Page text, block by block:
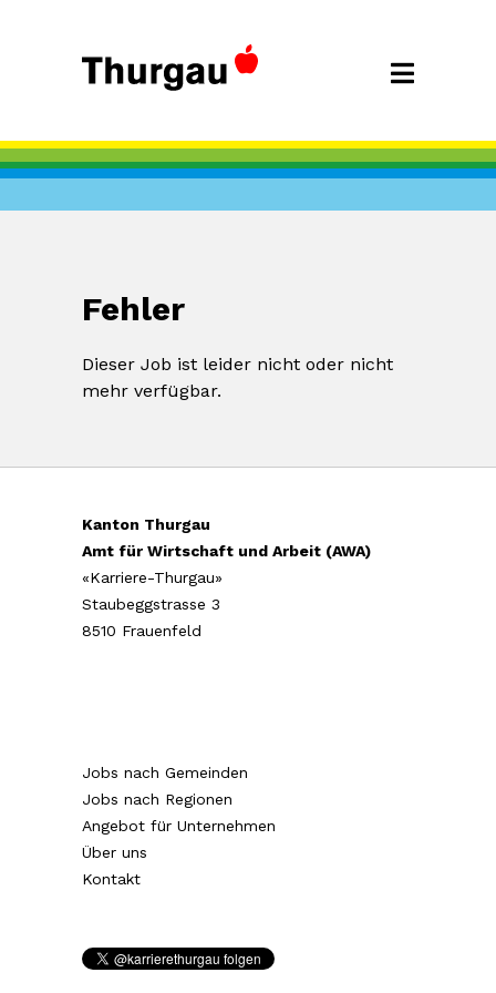
Fehler
Dieser Job ist leider nicht oder nicht
mehr verfügbar.
Kanton Thurgau
Amt für Wirtschaft und Arbeit (AWA)
«Karriere-Thurgau»
Staubeggstrasse 3
8510 Frauenfeld
Jobs nach Gemeinden
Jobs nach Regionen
Angebot für Unternehmen
Über uns
Kontakt